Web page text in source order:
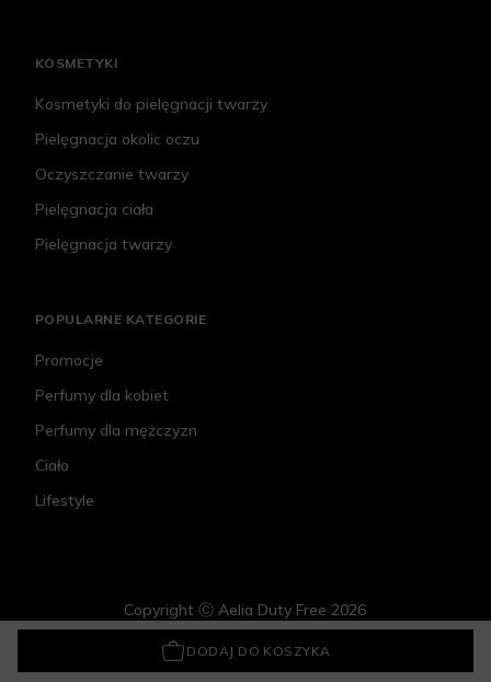
DODAJ DO KOSZYKA
Givenchy Gentleman Society Sport
KOSMETYKI
Kosmetyki do pielęgnacji twarzy
Pielęgnacja okolic oczu
Oczyszczanie twarzy
Pielęgnacja ciała
Pielęgnacja twarzy
POPULARNE KATEGORIE
Promocje
Perfumy dla kobiet
Perfumy dla mężczyzn
Ciało
Lifestyle
Copyright Ⓒ Aelia Duty Free 2026